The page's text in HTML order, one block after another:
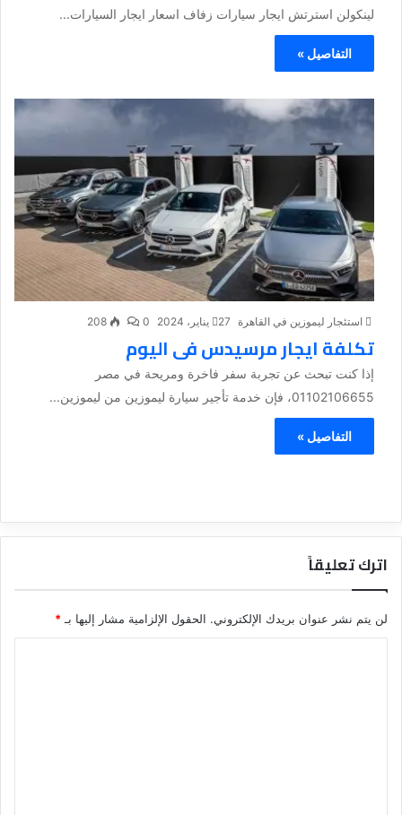
لينكولن استرتش ايجار سيارات زفاف اسعار ايجار السيارات...
التفاصيل »
استئجار ليموزين في القاهرة 27 يناير، 2024 0
208
تكلفة ايجار مرسيدس فى اليوم
إذا كنت تبحث عن تجربة سفر فاخرة ومريحة في مصر
01102106655، فإن خدمة تأجير سيارة ليموزين من ليموزين...
التفاصيل »
اترك تعليقاً
لن يتم نشر عنوان بريدك الإلكتروني. الحقول الإلزامية مشار إليها بـ*